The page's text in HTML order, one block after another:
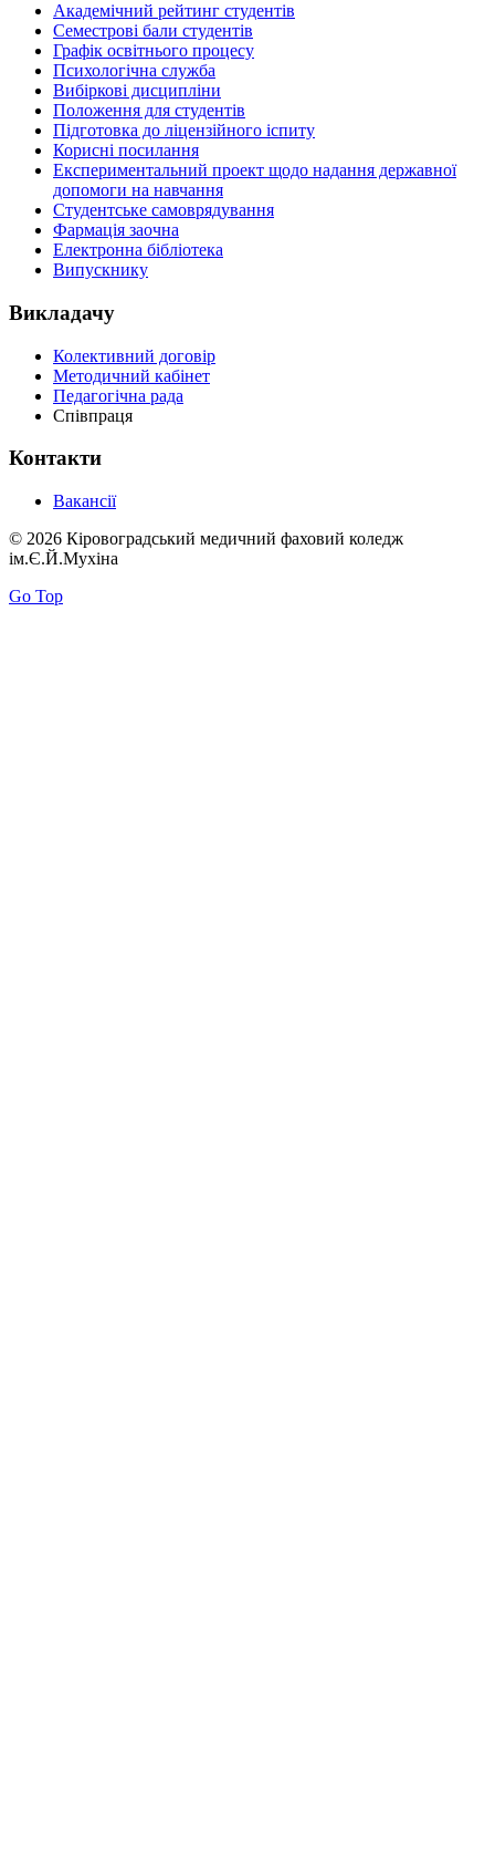
Академічний рейтинг студентів
Семестрові бали студентів
Графік освітнього процесу
Психологічна служба
Вибіркові дисципліни
Положення для студентів
Підготовка до ліцензійного іспиту
Корисні посилання
Експериментальний проект щодо надання державної
допомоги на навчання
Студентське самоврядування
Фармація заочна
Електронна бібліотека
Випускнику
Викладачу
Колективний договір
Методичний кабінет
Педагогічна рада
Співпраця
Контакти
Вакансії
© 2026 Кіровоградський медичний фаховий коледж
ім.Є.Й.Мухіна
Go Top